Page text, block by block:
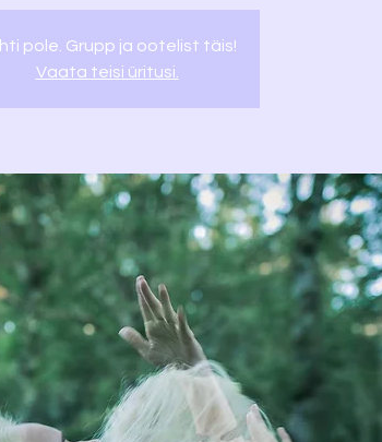
pole. Grupp ja ootelist täis!
Vaata teisi üritusi.